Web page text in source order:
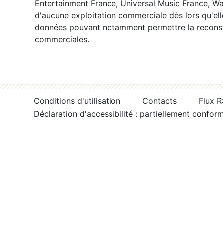
Entertainment France, Universal Music France,
d'aucune exploitation commerciale dès lors
données pouvant notamment permettre la
commerciales.
Conditions d'utilisation Contacts
Flux
Déclaration d'accessibilité : partiellement